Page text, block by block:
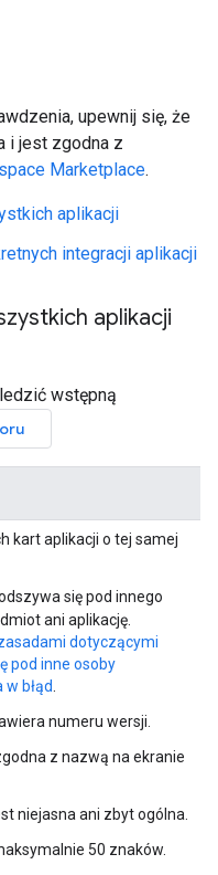
upewnij się, że
i jest zgodna z
Marketplace.
aplikacji
integracji aplikacji
aplikacji
wstępną
kart aplikacji o tej samej
się pod innego
ani aplikację.
dotyczącymi
pod inne osoby
błąd
numeru wersji.
z nazwą na ekranie
niejasna ani zbyt ogólna.
50 znaków.